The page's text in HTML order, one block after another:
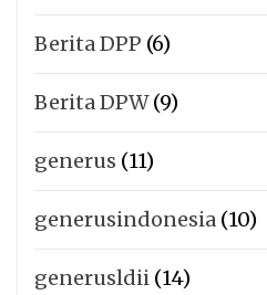
Berita DPP (6)
Berita DPW(9)
generus (11)
generusindonesia (10)
generusldii (14)